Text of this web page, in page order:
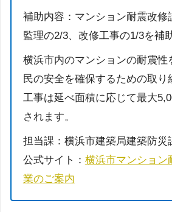
補助内容：マンション耐震改修
監理の2/3、改修工事の1/3を補
横浜市内のマンションの耐震性
民の安全を確保するための取り
工事は延べ面積に応じて最大
されます。
担当課：横浜市建築局建築防災
公式サイト： 横浜市マンション
業のご案内